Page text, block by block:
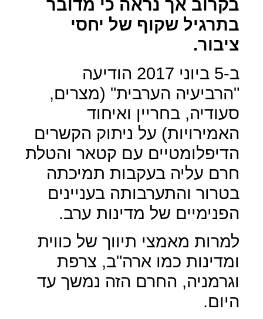
בקרוב אך נראה כי מדובר
בתרגיל שקוף של יחסי
ציבור.
ב-5 ביוני 2017 הודיעה
"הרביעיה הערבית" (מצרים,
סעודיה, בחריין ואיחוד
האמירויות) על ניתוק הקשרים
הדיפלומטיים עם קטאר והטלת
חרם עליה בעקבות תמיכתה
בטרור והתערבותה בעניינים
הפנימיים של מדינות ערב.
למרות מאמצי תיווך של כווית
ומדינות כמו ארה"ב, צרפת
וגרמניה, החרם הזה נמשך עד
היום.